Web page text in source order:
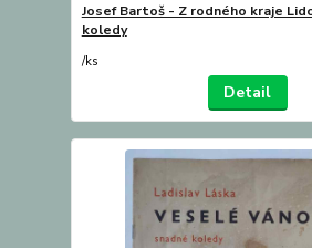
Josef Bartoš - Z rodného kraje
koledy
/ks
Detail